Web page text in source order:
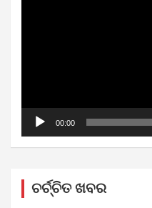
00:00
ଚର୍ଚ୍ଚିତ ଖବର